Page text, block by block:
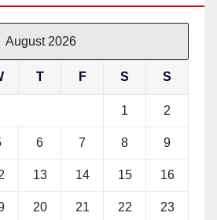
August 2026
T F S S
1 2
6 7 8 9
13 14 15 16
20 21 22 23